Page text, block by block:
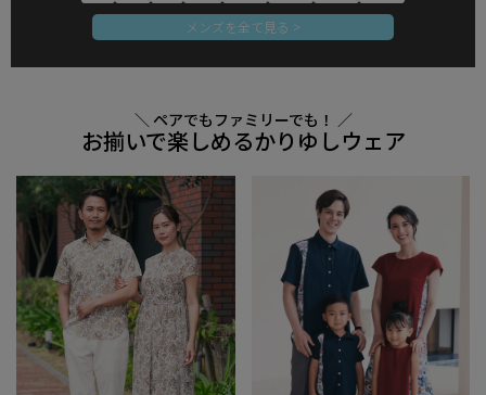
メンズを全て見る >
＼ ペアでもファミリーでも！ ／
お揃いで楽しめるかりゆしウェア